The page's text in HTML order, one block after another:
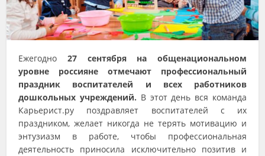
Ежегодно 27 сентября на общенациональном
уровне россияне отмечают профессиональный
праздник воспитателей и всех работников
дошкольных учреждений. В этот день вся команда
Карьерист.ру поздравляет воспитателей с их
праздником, желает никогда не терять мотивацию и
энтузиазм в работе, чтобы профессиональная
деятельность приносила исключительно позитив и